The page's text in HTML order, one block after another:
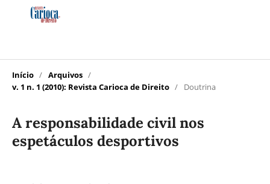
Início / Arquivos /
v. 1 n. 1 (2010): Revista Carioca de Direito / Doutrina
A responsabilidade civil nos
espetáculos desportivos